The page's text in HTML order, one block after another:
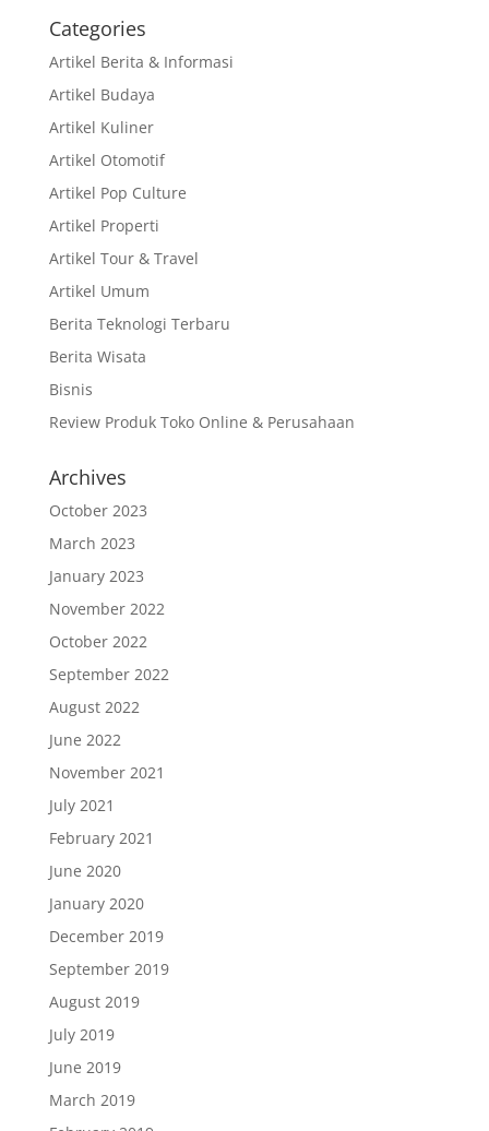
Categories
Artikel Berita & Informasi
Artikel Budaya
Artikel Kuliner
Artikel Otomotif
Artikel Pop Culture
Artikel Properti
Artikel Tour & Travel
Artikel Umum
Berita Teknologi Terbaru
Berita Wisata
Bisnis
Review Produk Toko Online & Perusahaan
Archives
October 2023
March 2023
January 2023
November 2022
October 2022
September 2022
August 2022
June 2022
November 2021
July 2021
February 2021
June 2020
January 2020
December 2019
September 2019
August 2019
July 2019
June 2019
March 2019